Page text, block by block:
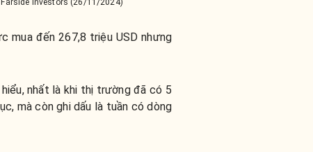
Investors (26/11/2024)
mua đến 267,8 triệu USD nhưng
nhất là khi thị trường đã có 5
mà còn ghi dấu là tuần có dòng